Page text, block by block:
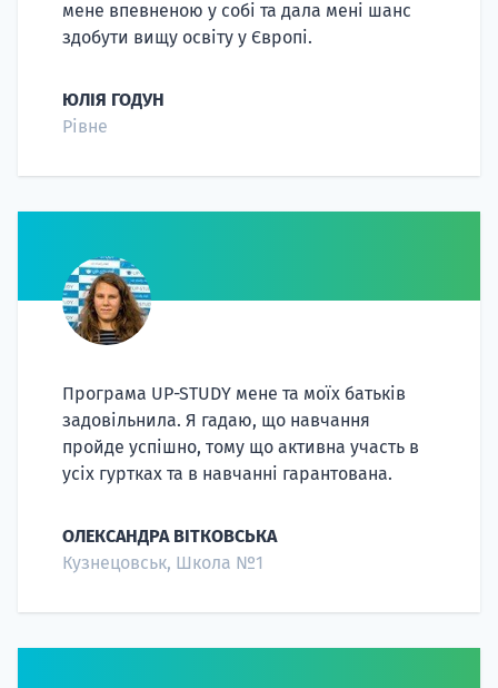
мене впевненою у собі та дала мені шанс
здобути вищу освіту у Європі.
ЮЛІЯ ГОДУН
Рівне
Програма UP-STUDY мене та моїх батьків
задовільнила. Я гадаю, що навчання
пройде успішно, тому що активна участь в
усіх гуртках та в навчанні гарантована.
ОЛЕКСАНДРА ВІТКОВСЬКА
Кузнецовськ, Школа №1